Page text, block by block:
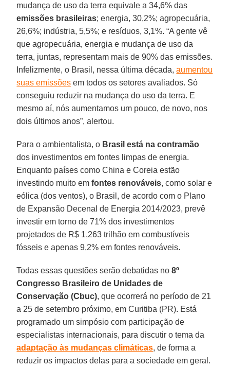
mudança de uso da terra equivale a 34,6% das
emissões brasileiras; energia, 30,2%; agropecuária,
26,6%; indústria, 5,5%; e resíduos, 3,1%. “A gente vê
que agropecuária, energia e mudança de uso da
terra, juntas, representam mais de 90% das emissões.
Infelizmente, o Brasil, nessa última década,aumentou
suas emissões em todos os setores avaliados. Só
conseguiu reduzir na mudança do uso da terra. E
mesmo aí, nós aumentamos um pouco, de novo, nos
dois últimos anos”, alertou.
Para o ambientalista, o Brasil está na contramão
dos investimentos em fontes limpas de energia.
Enquanto países como China e Coreia estão
investindo muito emfontes renováveis, como solar e
eólica (dos ventos), o Brasil, de acordo com o Plano
de Expansão Decenal de Energia 2014/2023, prevê
investir em torno de 71% dos investimentos
projetados de R$ 1,263 trilhão em combustíveis
fósseis e apenas 9,2% em fontes renováveis.
Todas essas questões serão debatidas no8º
Congresso Brasileiro de Unidades de
Conservação (Cbuc), que ocorrerá no período de 21
a 25 de setembro próximo, em Curitiba (PR). Está
programado um simpósio com participação de
especialistas internacionais, para discutir o tema da
adaptação às mudanças climáticas, de forma a
reduzir os impactos delas para a sociedade em geral.